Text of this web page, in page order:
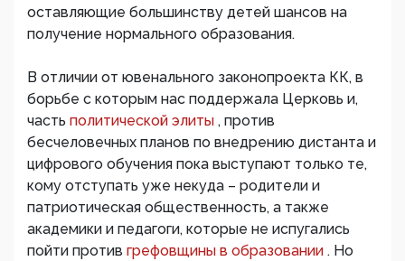
оставляющие большинству детей шансов на
получение нормального образования.
В отличии от ювенального законопроекта КК, в
борьбе с которым нас поддержала Церковь и,
часть политической элиты , против
бесчеловечных планов по внедрению дистанта и
цифрового обучения пока выступают только те,
кому отступать уже некуда – родители и
патриотическая общественность, а также
академики и педагоги, которые не испугались
пойти против грефовщины в образовании . Но